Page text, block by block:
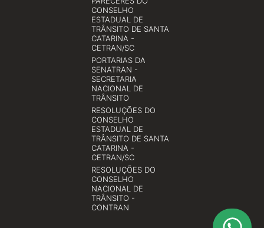
CONSELHO
ESTADUAL DE
TRÂNSITO DE SANTA
CATARINA -
CETRAN/SC
PORTARIAS DA
SENATRAN -
SECRETARIA
NACIONAL DE
TRÂNSITO
RESOLUÇÕES DO
CONSELHO
ESTADUAL DE
TRÂNSITO DE SANTA
CATARINA -
CETRAN/SC
RESOLUÇÕES DO
CONSELHO
NACIONAL DE
TRÂNSITO -
CONTRAN